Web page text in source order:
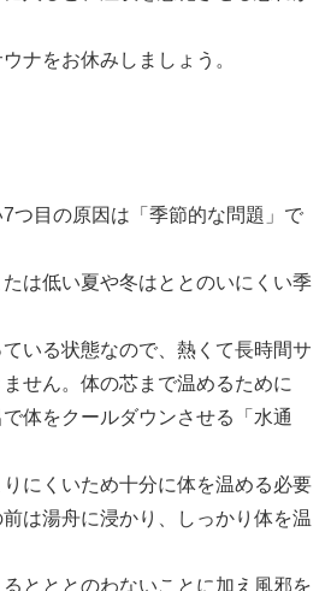
ナをお休みしましょう。
つ目の原因は「季節的な問題」で
は低い夏や冬はととのいにくい季
いる状態なので、熱くて長時間サ
せん。体の芯まで温めるために
体をクールダウンさせる「水通
にくいため十分に体を温める必要
は湯舟に浸かり、しっかり体を温
とととのわないことに加え風邪を